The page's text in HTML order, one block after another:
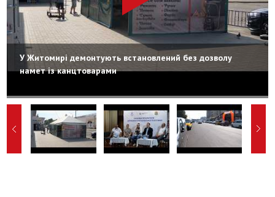
У Житомирі демонтують встановлений без дозволу
намет із канцтоварами